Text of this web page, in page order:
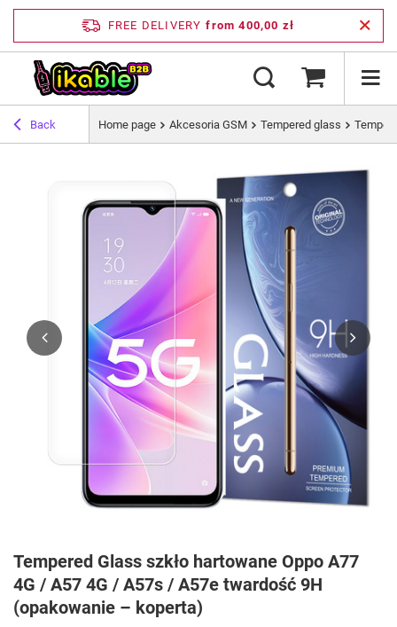
FREE DELIVERY from 400,00 zł
Back Home page Akcesoria GSM Tempered glass
Tempered Glass szkło hartowane Oppo A77
4G / A57 4G / A57s / A57e twardość 9H
(opakowanie – koperta)